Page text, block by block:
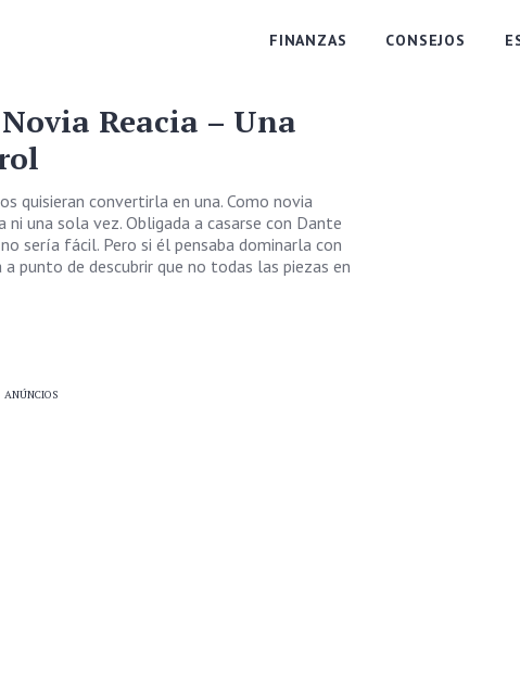
FINANZAS CONSEJOS
Reacia – Una
quisieran convertirla en una. Como novia
una sola vez. Obligada a casarse con Dante
sería fácil. Pero si él pensaba dominarla con
punto de descubrir que no todas las piezas en
ANÚNCIOS